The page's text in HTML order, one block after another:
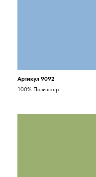
Артикул 9092
100% Полиэстер